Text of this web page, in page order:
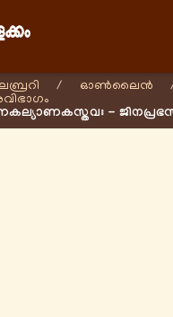
/ ഓണ്‍ലൈന്‍
-